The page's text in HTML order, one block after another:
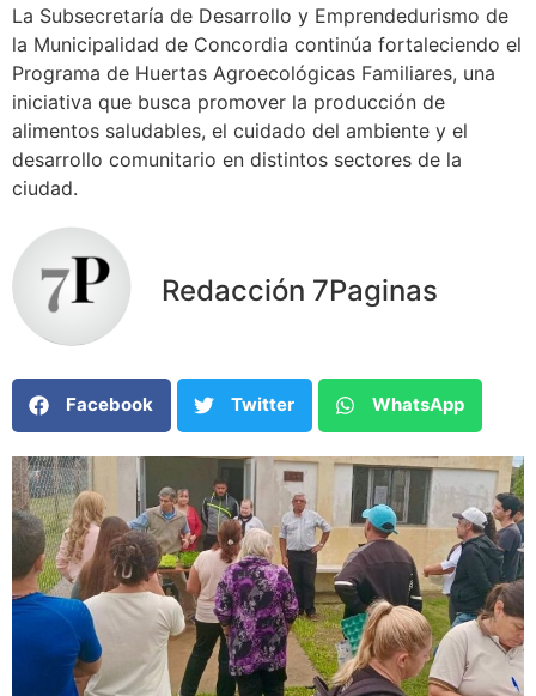
La Subsecretaría de Desarrollo y Emprendedurismo de
la Municipalidad de Concordia continúa fortaleciendo el
Programa de Huertas Agroecológicas Familiares, una
iniciativa que busca promover la producción de
alimentos saludables, el cuidado del ambiente y el
desarrollo comunitario en distintos sectores de la
ciudad.
Redacción 7Paginas
Facebook Twitter WhatsApp